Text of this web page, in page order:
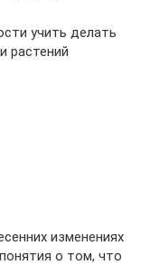
учить делать
растений
изменениях
о том, что